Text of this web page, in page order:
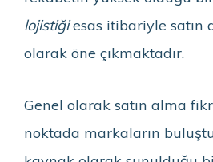
lojistiğiesas itibariyle satın
olarak öne çıkmaktadır.
Genel olarak satın alma
noktada markaların